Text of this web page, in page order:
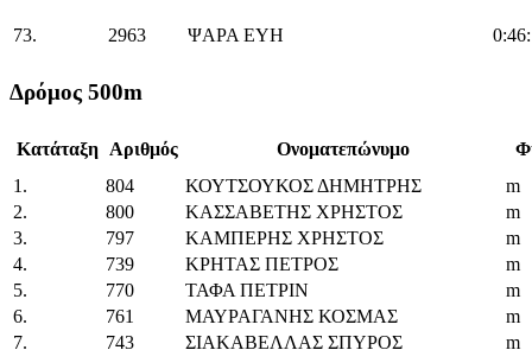
73. 2963 ΨΑΡΑ ΕΥΗ
Δρόμος 500m
Κατάταξη Αριθμός Ονοματεπώνυμο
1.
804 ΚΟΥΤΣΟΥΚΟΣ ΔΗΜΗΤΡΗΣ
m
2.
800 ΚΑΣΣΑΒΕΤΗΣ ΧΡΗΣΤΟΣ
m
3.
797 ΚΑΜΠΕΡΗΣ ΧΡΗΣΤΟΣ
m
4.
739 ΚΡΗΤΑΣ ΠΕΤΡΟΣ
m
5.
770 ΤΑΦΑ ΠΕΤΡΙΝ
m
6.
761 ΜΑΥΡΑΓΑΝΗΣ ΚΟΣΜΑΣ
m
7.
743 ΣΙΑΚΑΒΕΛΛΑΣ ΣΠΥΡΟΣ m